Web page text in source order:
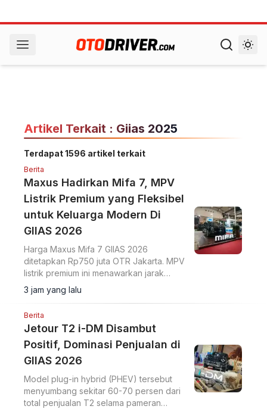
Artikel Terkait : Giias 2025
Terdapat 1596 artikel terkait
Berita
Maxus Hadirkan Mifa 7, MPV
Listrik Premium yang Fleksibel
untuk Keluarga Modern Di
GIIAS 2026
Harga Maxus Mifa 7 GIIAS 2026
ditetapkan Rp750 juta OTR Jakarta. MPV
listrik premium ini menawarkan jarak
tempuh 570 km dan ADAS Level 2+.
3 jam yang lalu
Berita
Jetour T2 i-DM Disambut
Positif, Dominasi Penjualan di
GIIAS 2026
Model plug-in hybrid (PHEV) tersebut
menyumbang sekitar 60-70 persen dari
total penjualan T2 selama pameran